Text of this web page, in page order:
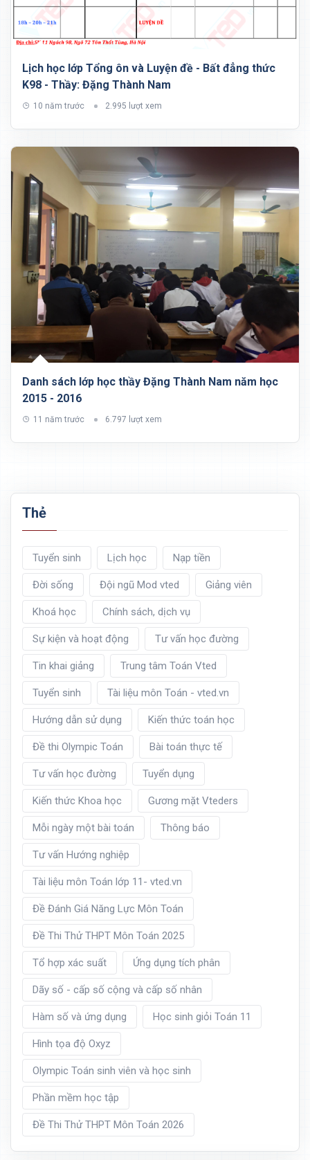
Lịch học lớp Tổng ôn và Luyện đề - Bất đẳng thức
K98 - Thầy: Đặng Thành Nam
10 năm trước 2.995 lượt xem
Danh sách lớp học thầy Đặng Thành Nam năm học
2015 - 2016
11 năm trước 6.797 lượt xem
Thẻ
Tuyển sinh Lịch học Nạp tiền
Đời sống Đội ngũ Mod vted Giảng viên
Khoá học Chính sách, dịch vụ
Sự kiện và hoạt động Tư vấn học đường
Tin khai giảng Trung tâm Toán Vted
Tuyển sinh Tài liệu môn Toán - vted.vn
Hướng dẫn sử dụng Kiến thức toán học
Đề thi Olympic Toán Bài toán thực tế
Tư vấn học đường Tuyển dụng
Kiến thức Khoa học Gương mặt Vteders
Mỗi ngày một bài toán Thông báo
Tư vấn Hướng nghiệp
Tài liệu môn Toán lớp 11- vted.vn
Đề Đánh Giá Năng Lực Môn Toán
Đề Thi Thử THPT Môn Toán 2025
Tổ hợp xác suất Ứng dụng tích phân
Dãy số - cấp số cộng và cấp số nhân
Hàm số và ứng dụng Học sinh giỏi Toán 11
Hình tọa độ Oxyz
Olympic Toán sinh viên và học sinh
Phần mềm học tập
Đề Thi Thử THPT Môn Toán 2026